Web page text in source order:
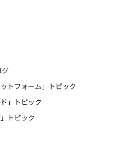
グ
トフォーム」トピック
」トピック
トピック